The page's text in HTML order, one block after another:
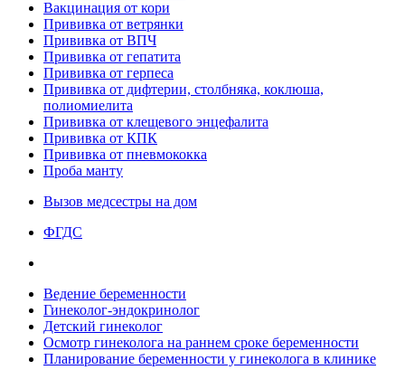
Вакцинация от кори
Прививка от ветрянки
Прививка от ВПЧ
Прививка от гепатита
Прививка от герпеса
Прививка от дифтерии, столбняка, коклюша,
полиомиелита
Прививка от клещевого энцефалита
Прививка от КПК
Прививка от пневмококка
Проба манту
Вызов медсестры на дом
ФГДС
Ведение беременности
Гинеколог-эндокринолог
Детский гинеколог
Осмотр гинеколога на раннем сроке беременности
Планирование беременности у гинеколога в клинике